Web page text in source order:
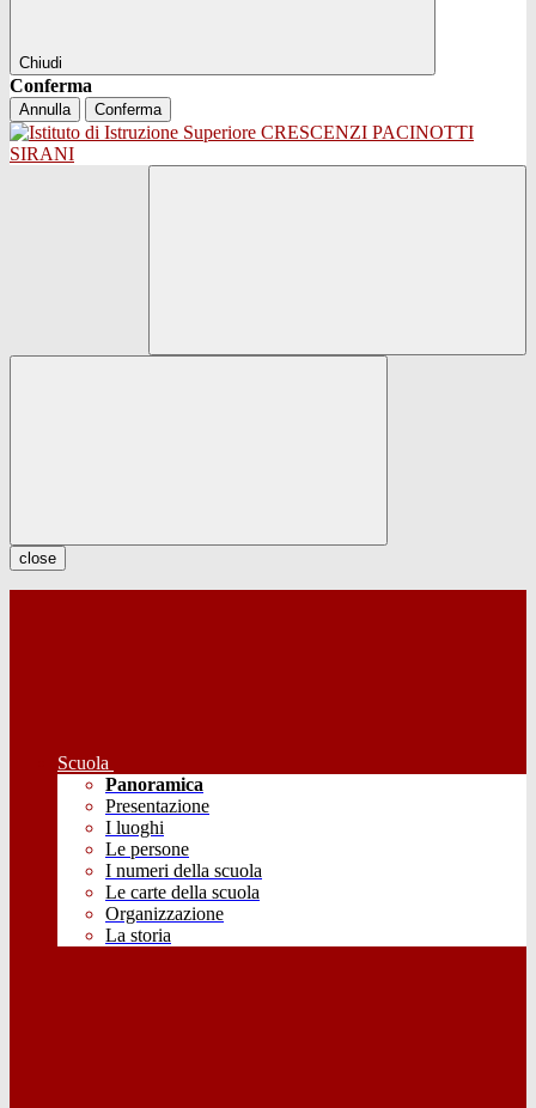
Chiudi
Conferma
Annulla Conferma
close
Scuola
Panoramica
Presentazione
I luoghi
Le persone
I numeri della scuola
Le carte della scuola
Organizzazione
La storia